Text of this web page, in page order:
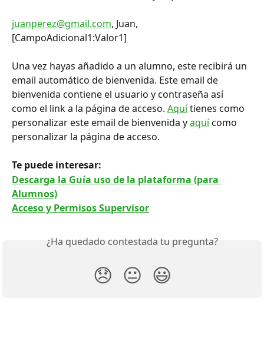
juanperez@gmail.com, Juan,
[CampoAdicional1:Valor1]
Una vez hayas añadido a un alumno, este recibirá un
email automático de bienvenida. Este email de
bienvenida contiene el usuario y contraseña así
como el link a la página de acceso. Aquí tienes como
personalizar este email de bienvenida y aquí como
personalizar la página de acceso.
Te puede interesar:
Descarga la Guía uso de la plataforma (para
Alumnos)
Acceso y Permisos Supervisor
¿Ha quedado contestada tu pregunta?
😞 😐 😃